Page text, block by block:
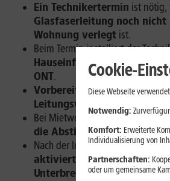
Ein Technikertermin ist nötig,
Glasfaserleitung noch nicht
Wohnung verlegt ist.
Beim Termin installiert der
Hauseinführung, HÜP, GF-
ONT.
Vorbereitung:
Leitungswegen und
Bei Mietwohnungen
die Abstimmung mit der
Nach der Installation wirdDein
aktiviert – bei 1&1 ohne
Unterbrechung.
Cookie-
Diese Webseite
Notwendig:
Komfort: Erweiterte
Individualisierung von
Partnerschaften:
oder um gemeinsame